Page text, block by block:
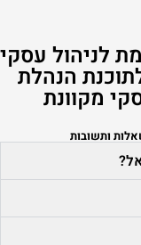
לניהול עסקי
הנהלת
מקוונת
ותשובות